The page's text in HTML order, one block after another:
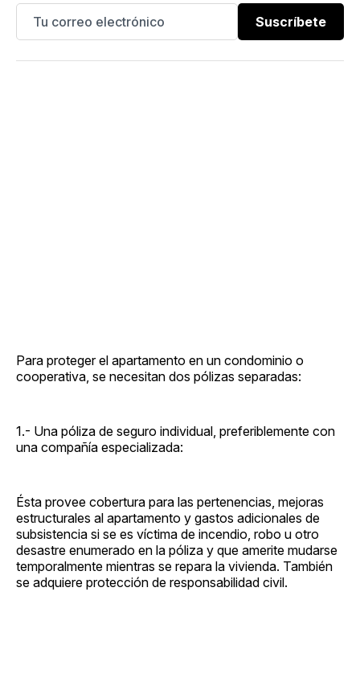
Suscríbete
Para proteger el apartamento en un condominio o
cooperativa, se necesitan dos pólizas separadas:
1.- Una póliza de seguro individual, preferiblemente con
una compañía especializada:
Ésta provee cobertura para las pertenencias, mejoras
estructurales al apartamento y gastos adicionales de
subsistencia si se es víctima de incendio, robo u otro
desastre enumerado en la póliza y que amerite mudarse
temporalmente mientras se repara la vivienda. También
se adquiere protección de responsabilidad civil.